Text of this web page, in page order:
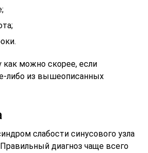
как можно скорее, если
либо из вышеописанных
слабости синусового узла
диагноз чаще всего